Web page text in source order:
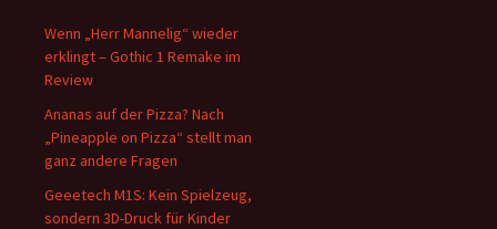
Wenn „Herr Mannelig“ wieder
erklingt – Gothic 1 Remake im
Review
Ananas auf der Pizza? Nach
„Pineapple on Pizza“ stellt man
ganz andere Fragen
Geeetech M1S: Kein Spielzeug,
sondern 3D-Druck für Kinder